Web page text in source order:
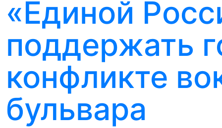
«Единой
поддержать
конфликте
бульвара